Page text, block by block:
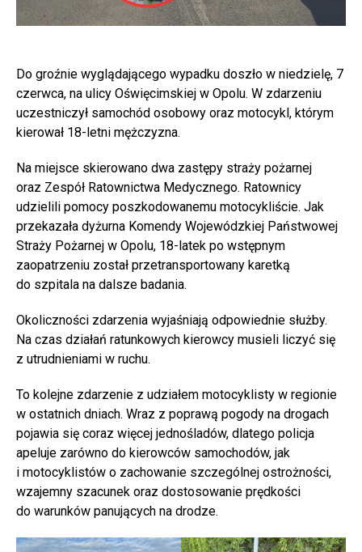
Do groźnie wyglądającego wypadku doszło w niedzielę, 7
czerwca, na ulicy Oświęcimskiej w Opolu. W zdarzeniu
uczestniczył samochód osobowy oraz motocykl, którym
kierował 18-letni mężczyzna.
Na miejsce skierowano dwa zastępy straży pożarnej
oraz Zespół Ratownictwa Medycznego. Ratownicy
udzielili pomocy poszkodowanemu motocykliście. Jak
przekazała dyżurna Komendy Wojewódzkiej Państwowej
Straży Pożarnej w Opolu, 18-latek po wstępnym
zaopatrzeniu został przetransportowany karetką
do szpitala na dalsze badania.
Okoliczności zdarzenia wyjaśniają odpowiednie służby.
Na czas działań ratunkowych kierowcy musieli liczyć się
z utrudnieniami w ruchu.
To kolejne zdarzenie z udziałem motocyklisty w regionie
w ostatnich dniach. Wraz z poprawą pogody na drogach
pojawia się coraz więcej jednośladów, dlatego policja
apeluje zarówno do kierowców samochodów, jak
i motocyklistów o zachowanie szczególnej ostrożności,
wzajemny szacunek oraz dostosowanie prędkości
do warunków panujących na drodze.